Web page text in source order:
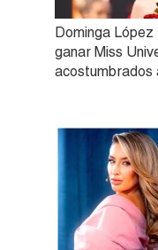
Dominga
ganar Miss
acostumbrados